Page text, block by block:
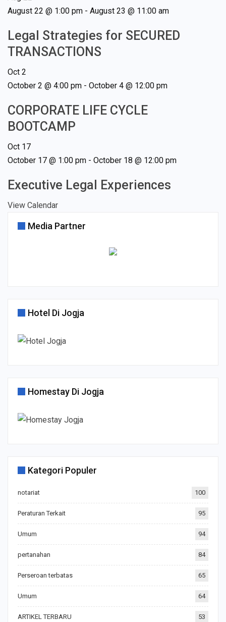
August 22 @ 1:00 pm - August 23 @ 11:00 am
Legal Strategies for SECURED
TRANSACTIONS
Oct 2
October 2 @ 4:00 pm - October 4 @ 12:00 pm
CORPORATE LIFE CYCLE
BOOTCAMP
Oct 17
October 17 @ 1:00 pm - October 18 @ 12:00 pm
Executive Legal Experiences
View Calendar
Media Partner
Hotel Di Jogja
Homestay Di Jogja
Kategori Populer
notariat 100
Peraturan Terkait 95
Umum 94
pertanahan 84
Perseroan terbatas 65
Umum 64
ARTIKEL TERBARU 53